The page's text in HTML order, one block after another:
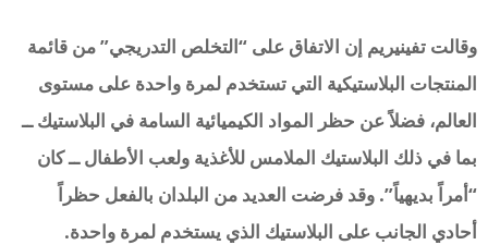
وقالت تفينيريم إن الاتفاق على “التخلص التدريجي” من قائمة
المنتجات البلاستيكية التي تستخدم لمرة واحدة على مستوى
العالم، فضلاً عن حظر المواد الكيميائية السامة في البلاستيك ــ
بما في ذلك البلاستيك الملامس للأغذية ولعب الأطفال ــ كان
“أمراً بديهياً”. وقد فرضت العديد من البلدان بالفعل حظراً
أحادي الجانب على البلاستيك الذي يستخدم لمرة واحدة.